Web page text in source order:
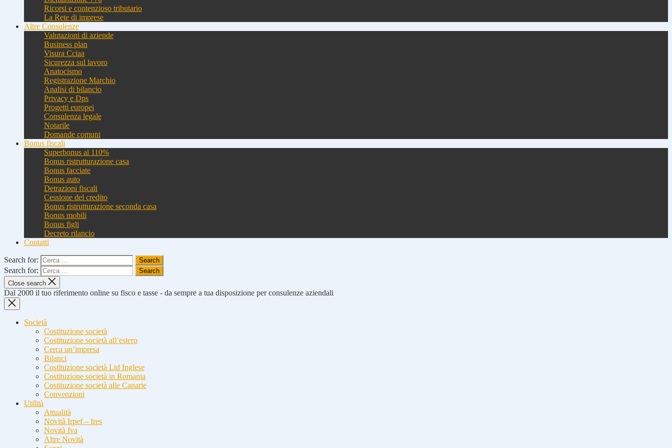
Ricorsi e contenzioso tributario
La Rete di imprese
Altre Consulenze
Valutazioni di aziende
Business plan
Visura Cciaa
Sicurezza sul lavoro
Anatocismo
Registrazione Marchio
Analisi di bilancio
Privacy e Dps
Progetti europei
Consulenza legale
Notarile
Domande comuni
Bonus fiscali
Superbonus al 110%
Bonus ristrutturazione casa
Bonus facciate
Bonus auto
Detrazioni fiscali
Cessione del credito
Bonus ristrutturazione seconda casa
Bonus mobili
Bonus figli
Decreto rilancio
Contatti
Search for:
Search for:
Close search
Dal 2000 il tuo riferimento online su fisco e tasse - da sempre a tua disposizione per consulenze aziendali
Società
Costituzione società
Costituzione società all’estero
Cerca un’impresa
Bilanci
Costituzione società Ltd Inglese
Costituzione società in Romania
Costituzione società alle Canarie
Convenzioni
Utilità
Attualità
Novità Irpef – Ires
Novità Iva
Altre Novità